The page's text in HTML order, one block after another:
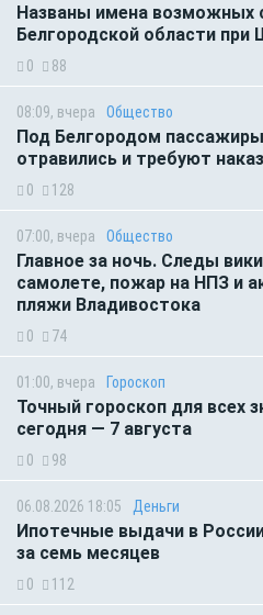
Названы имена возможных
Белгородской области при
0 88
08:09, вчера Общество
Под Белгородом
отравились и требуют
0 128
07:00, вчера Общество
Главное за ночь. Следы
самолете, пожар на НПЗ и
пляжи Владивостока
0 74
01:00, вчера Гороскоп
Точный гороскоп для всех
сегодня — 7 августа
0 98
06.08.2026 18:05 Деньги
Ипотечные выдачи в
за семь месяцев
0 112